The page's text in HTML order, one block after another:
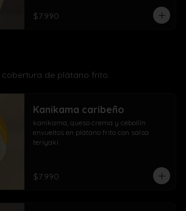
$7.990
cobertura de plátano frito.
Kanikama caribeño
kanikama, queso crema y cebollín
envueltos en plátano frito con salsa
teriyaki
$7.990